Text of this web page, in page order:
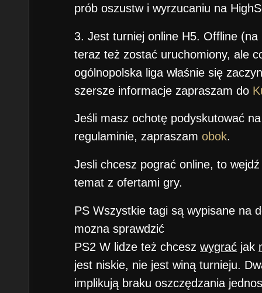
prób oszustw i wyrzucaniu na
3. Jest turniej online H5. Offline (na
teraz też zostać uruchomiony, ale
ogólnopolska liga właśnie się
szersze informacje zapraszam do
Jeśli masz ochotę podyskutować
regulaminie, zapraszamobok.
Jesli chcesz pograć online, to
temat z ofertami gry.
PS Wszystkie tagi są wypisane na
mozna sprawdzić
PS2 W lidze też chceszwygrać jak
jest niskie, nie jest winą turnieju.
implikują braku oszczędzania